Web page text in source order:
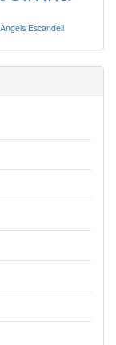
Àngels Escandell